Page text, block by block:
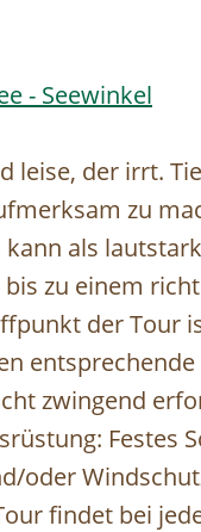
- Seewinkel
leise, der irrt.
zu
als
zu einem
der Tour
zwingend
Festes
oder
findet bei